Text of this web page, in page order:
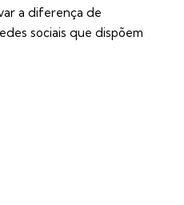
a diferença de
sociais que dispõem